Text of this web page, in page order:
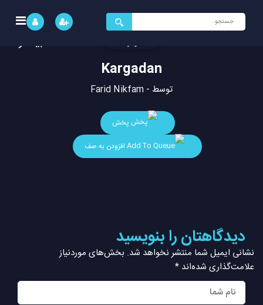
جستجو
برای:
Kargadan
توسط - Farid Nikfam
پخش
افزودن به صف
دیدگاهتان را بنویسید
نشانی ایمیل شما منتشر نخواهد شد. بخش‌های موردنیاز
علامت‌گذاری شده‌اند *